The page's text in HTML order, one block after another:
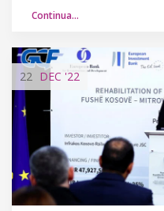
Continua…
22 DEC '22